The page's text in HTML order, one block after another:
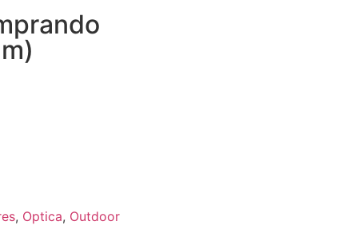
, Optica, Outdoor